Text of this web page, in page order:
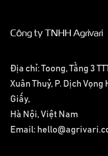
Công ty TNHH Agrivari
Địa chỉ: Toong, Tầng 3
Xuân Thuỷ, P. Dịch Vọng
Giấy,
Hà Nội, Việt Nam
Email: